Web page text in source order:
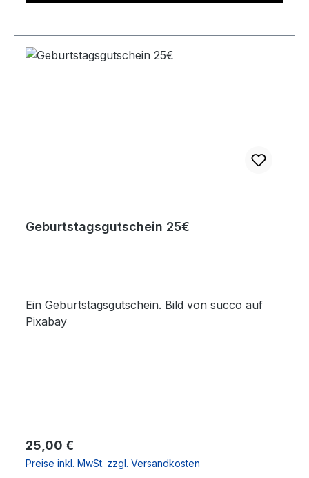
Geburtstagsgutschein 25€
Ein Geburtstagsgutschein. Bild von succo auf
Pixabay
Regulärer Preis:
25,00 €
Preise inkl. MwSt. zzgl. Versandkosten